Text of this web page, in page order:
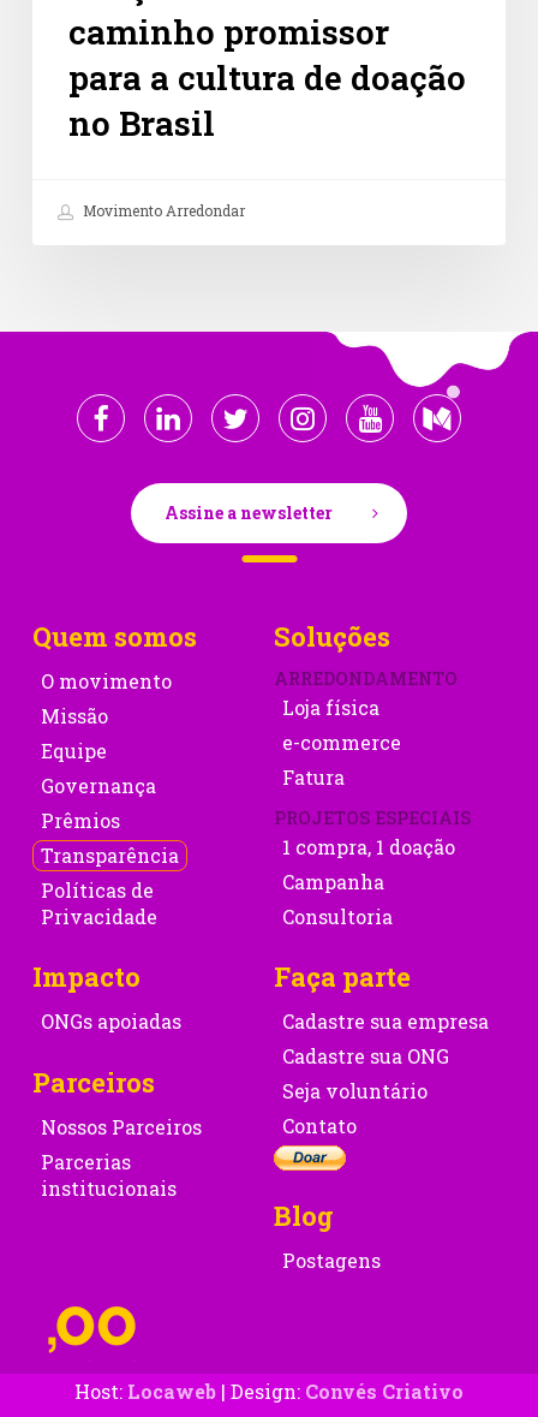
caminho promissor
para a cultura de doação
no Brasil
Movimento Arredondar
Assine a newsletter
Quem somos
O movimento
Missão
Equipe
Governança
Prêmios
Transparência
Políticas de
Privacidade
Soluções
ARREDONDAMENTO
Loja física
e-commerce
Fatura
PROJETOS ESPECIAIS
1 compra, 1 doação
Campanha
Consultoria
Impacto
ONGs apoiadas
Parceiros
Nossos Parceiros
Parcerias
institucionais
Faça parte
Cadastre sua empresa
Cadastre sua ONG
Seja voluntário
Contato
Blog
Postagens
Host: Locaweb| Design: Convés Criativo